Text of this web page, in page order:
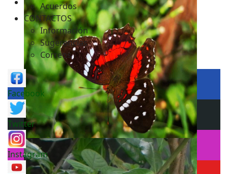
Acuerdos
CONTACTOS
Información
Sugerencias
Correos
Facebook
Twitter
Instagram